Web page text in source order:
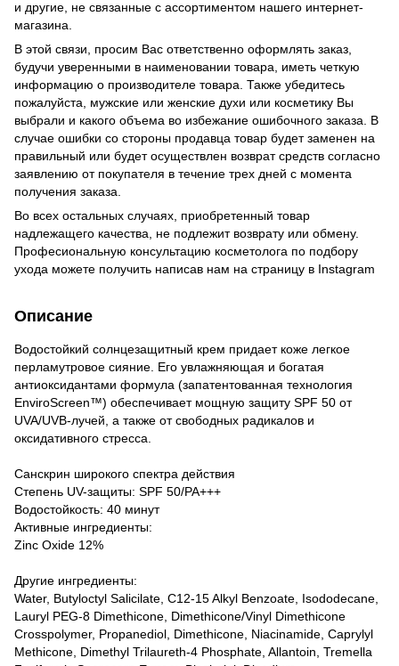
и другие, не связанные с ассортиментом нашего интернет-
магазина.
В этой связи, просим Вас ответственно оформлять заказ,
будучи уверенными в наименовании товара, иметь четкую
информацию о производителе товара. Также убедитесь
пожалуйста, мужские или женские духи или косметику Вы
выбрали и какого объема во избежание ошибочного заказа. В
случае ошибки со стороны продавца товар будет заменен на
правильный или будет осуществлен возврат средств согласно
заявлению от покупателя в течение трех дней с момента
получения заказа.
Во всех остальных случаях, приобретенный товар
надлежащего качества, не подлежит возврату или обмену.
Професиональную консультацию косметолога по подбору
ухода можете получить написав нам на страницу в Instagram
Описание
Водостойкий солнцезащитный крем придает коже легкое
перламутровое сияние. Его увлажняющая и богатая
антиоксидантами формула (запатентованная технология
EnviroScreen™) обеспечивает мощную защиту SPF 50 от
UVA/UVB-лучей, а также от свободных радикалов и
оксидативного стресса.
Санскрин широкого спектра действия
Степень UV-защиты: SPF 50/PA+++
Водостойкость: 40 минут
Активные ингредиенты:
Zinc Oxide 12%
Другие ингредиенты:
Water, Butyloctyl Salicilate, C12-15 Alkyl Benzoate, Isododecane,
Lauryl PEG-8 Dimethicone, Dimethicone/Vinyl Dimethicone
Crosspolymer, Propanediol, Dimethicone, Niacinamide, Caprylyl
Methicone, Dimethyl Trilaureth-4 Phosphate, Allantoin, Tremella